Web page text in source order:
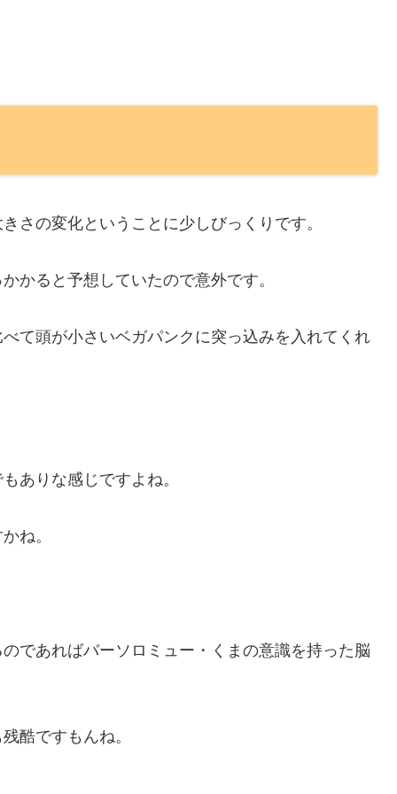
さの変化ということに少しびっくりです。
かると予想していたので意外です。
て頭が小さいベガパンクに突っ込みを入れてくれ
ありな感じですよね。
ね。
であればバーソロミュー・くまの意識を持った脳
酷ですもんね。